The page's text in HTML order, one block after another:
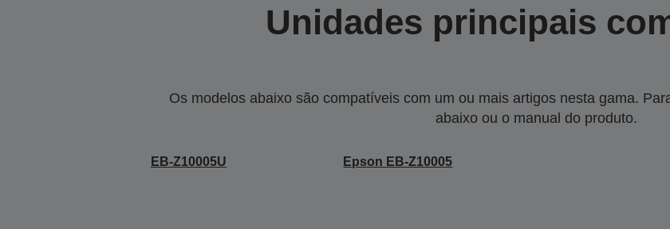
Unidades principais
Os modelos abaixo são compatíveis com um ou mais artigos nesta gama.
abaixo ou o manual do produto.
EB-Z10005U Epson EB-Z10005